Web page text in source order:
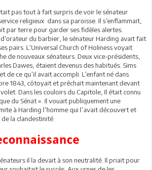
pas tout à fait surpris de voir le sénateur
religieux dans sa paroisse. Il s’enflammait,
par terre pour garder ses fidèles alertes.
du barbier, le sénateur Harding avait fait
pairs. L’Universal Church of Holiness voyait
de nouveaux sénateurs. Deux vice-présidents,
Dawes, étaient devenus des habitués. Sims
de ce qu’il avait accompli. L’enfant né dans
1843, côtoyait et prêchait maintenant devant
Dans les couloirs du Capitole, Il était connu
du Sénat ». Il vouait publiquement une
à Harding l’homme qui l’avait découvert et
la clandestinité.
il la devait à son neutralité. Il priait pour